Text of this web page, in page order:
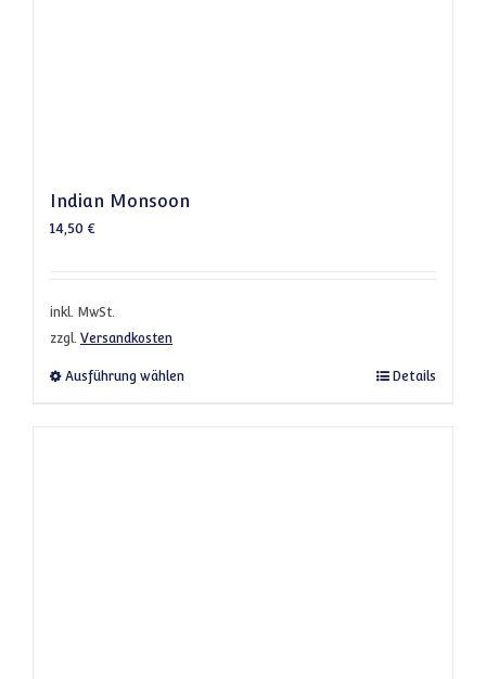
Indian Monsoon
14,50 €
inkl. MwSt.
zzgl. Versandkosten
Ausführung wählen Dieses Produkt weist mehrere Varianten
Details